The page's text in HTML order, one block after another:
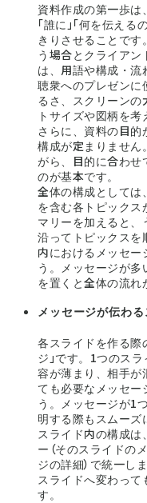
資料作成の第一歩は
「誰に」「何を伝える
きりさせることで
う場合とクライア
は、用語や構成・
聴衆へのプレゼンに
るさ、スクリーン
トサイズや図柄を考
さらに、資料の目
構成が定まりません
がら、目的に合わせ
のが基本です。
全体の構成としては
を含む各トピック
マリーを加えると
沿ってトピックスを
内におけるメッセー
う。メッセージが
を置くと全体の流れ
メッセージが伝わ
各スライドを作る際
ジ」です。1つのス
容が薄まり、相手が
ても必要なメッセー
う。メッセージが1
明する際もスムーズ
スライド内の構成は
ー（そのスライドの
ジの詳細）で統一し
スライドへ変わって
す。